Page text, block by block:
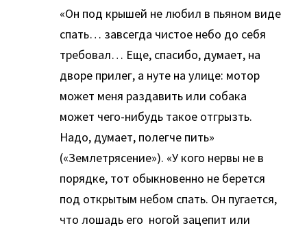
«Он под крышей не любил в пьяном виде
спать… завсегда чистое небо до себя
требовал… Еще, спасибо, думает, на
дворе прилег, а нуте на улице: мотор
может меня раздавить или собака
может чего-нибудь такое отгрызть.
Надо, думает, полегче пить»
(«Землетрясение»). «У кого нервы не в
порядке, тот обыкновенно не берется
под открытым небом спать. Он пугается,
что лошадь его ногой зацепит или